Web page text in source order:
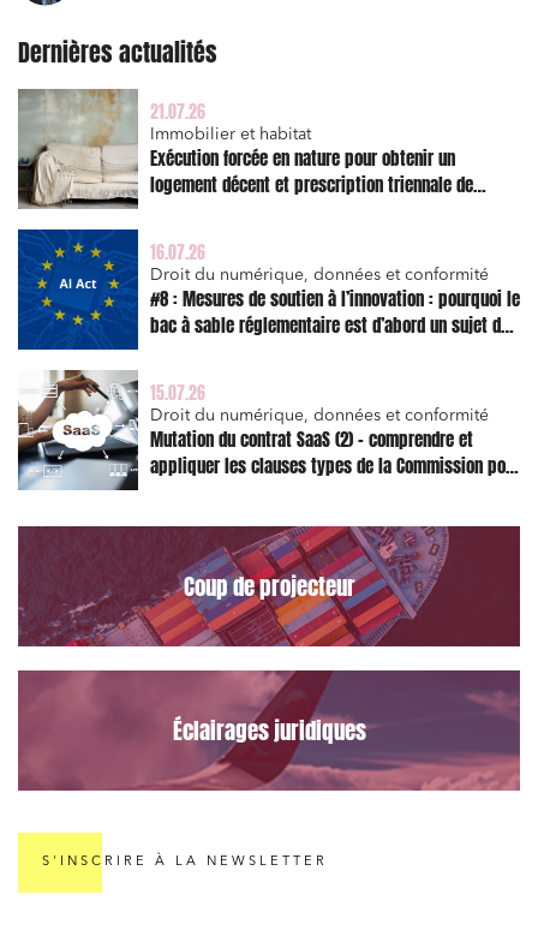
Dernières actualités
21.07.26
Immobilier et habitat
Exécution forcée en nature pour obtenir un
logement décent et prescription triennale de
16.07.26
Droit du numérique, données et conformité
#8 : Mesures de soutien à l’innovation : pourquoi le
bac à sable réglementaire est d’abord un sujet de
15.07.26
Droit du numérique, données et conformité
Mutation du contrat SaaS (2) – comprendre et
appliquer les clauses types de la Commission pour
Coup de projecteur
Éclairages juridiques
S'INSCRIRE À LA NEWSLETTER
Relations sociales et droit du travail
Services publics et collectivités
Commande publique
Projets immobiliers
Environnement
Urbanisme et aménagement
Banque finance et assurance
Droit des sociétés et Fusions-Acquisitions
J'ai lu et j'accepte lapolitique de confidentialité